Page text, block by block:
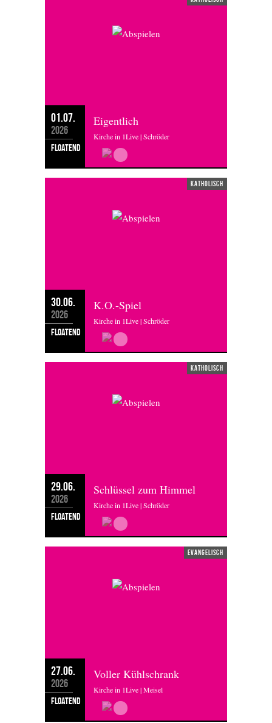
01.07.
2026
floatend
Eigentlich
Kirche in 1Live | Schröder
katholisch
30.06.
2026
floatend
K.O.-Spiel
Kirche in 1Live | Schröder
katholisch
29.06.
2026
floatend
Schlüssel zum Himmel
Kirche in 1Live | Schröder
evangelisch
27.06.
2026
floatend
Voller Kühlschrank
Kirche in 1Live | Meisel